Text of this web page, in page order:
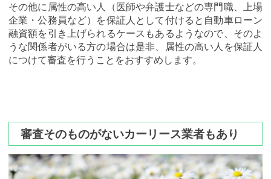
その他に属性の高い人（医師や弁護士などの専門職、上場
企業・公務員など）を保証人として付けると自動車ローン
融資額を引き上げられるケースもあるようなので、そのよ
うな関係者がいる方の場合は是非、属性の高い人を保証人
につけて審査を行うことをおすすめします。
審査そのものがないカーリース業者もあり